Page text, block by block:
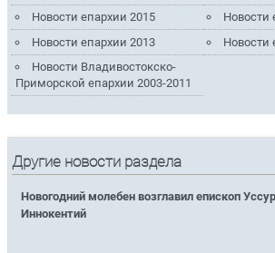
Новости епархии 2015
Новости
Новости епархии 2013
Новости
Новости Владивостокско-
Приморской епархии 2003-2011
Другие новости раздела
Новогодний молебен возглавил епископ
Иннокентий